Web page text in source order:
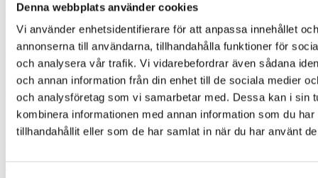
Denna webbplats använder cookies
Vi använder enhetsidentifierare för att anpassa innehållet och
annonserna till användarna, tillhandahålla funktioner för
och analysera vår trafik. Vi vidarebefordrar även sådana
och annan information från din enhet till de sociala medier
och analysföretag som vi samarbetar med. Dessa kan i sin
kombinera informationen med annan information som du har
tillhandahållit eller som de har samlat in när du har använt
Ögonlappen kan användas som ett alternativ eller
komplement till ögonplåster om man periodvis upplever ett
behov av att ta en paus från ögonplåster på grund av
exempelvis irriterad hud.
Får endast användas efter avtal med ortoptist eller
ögonläkare.
Formen